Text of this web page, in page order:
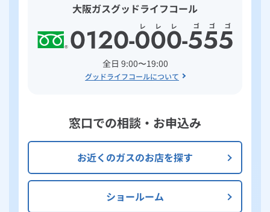
大阪ガスグッドライフコール
全日 9:00〜19:00
グッドライフコールについて
窓口での相談・お申込み
お近くのガスのお店を探す
ショールーム